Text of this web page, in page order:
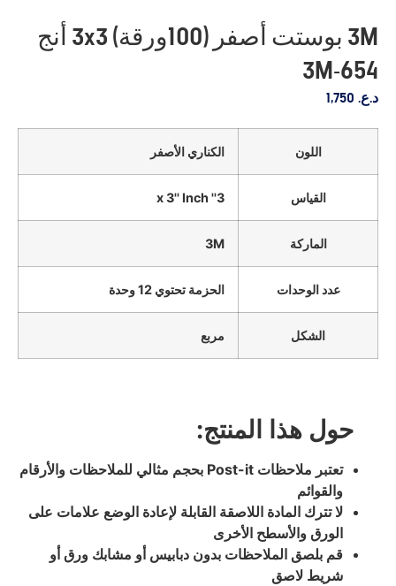
3M بوستت أصفر (100ورقة) 3x3 أنج
3M-654
د.ع.
اللون الكناري الأصفر
القياس 3'' x 3'' Inch
الماركة 3M
عدد الوحدات الحزمة تحتوي 12 وحدة
الشكل مربع
حول هذا المنتج:
تعتبر ملاحظات Post-it بحجم مثالي للملاحظات والأرقام
والقوائم
لا تترك المادة اللاصقة القابلة لإعادة الوضع علامات على
الورق والأسطح الأخرى
قم بلصق الملاحظات بدون دبابيس أو مشابك ورق أو
شريط لاصق